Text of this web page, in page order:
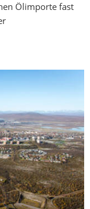
Ölimporte fast